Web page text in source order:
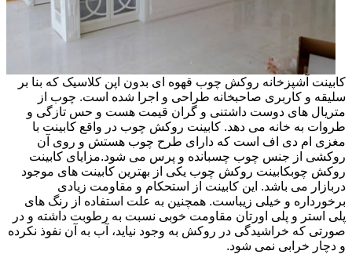
کابینت آشپزخانه روکش چوب قهوه ای بدون اپن کلاسیک که بنا بر
سلیقه و کاربری صاحبخانه طراحی و اجرا شده است. چوب از
متریال های دوست داشتنی و گران قیمت هست و حس تازگی و
طروات به خانه می دهد. کابینت روکش چوب در واقع کابینت با
مغزی ام دی اف است که دارای طرح چوب هستش و روی آن
روکشی از جنس چوب چسبانده و پرس می شود.مزایای کابینت
روکش چوبکابینت روکش چوب یکی از بهترین کابینت های موجود
دربازار می باشد. این کابینت از استحکام و مقاومت زیادی
برخورداره و خیلی زیباست. همچنین به علت استفاده از رنگ های
پلی استر و پلی اورتان مقاومت خوبی نسبت به رطوبت داشته و در
صورتی که خراشیدگی در روکش به وجود نیاید، آب به آن نفوذ نکرده
و دچار خرابی نمی شود.